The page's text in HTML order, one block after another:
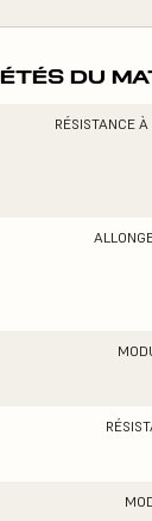
DU
RÉSISTANCE À